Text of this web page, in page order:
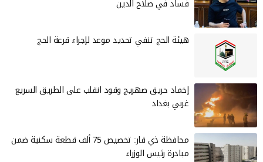
فساد في صلاح الدين
هيئة الحج تنفي تحديد موعد لإجراء قرعة الحج
إخماد حريق صهريج وقود انقلب على الطريق السريع
غربي بغداد
محافظة ذي قار: تخصيص 75 ألف قطعة سكنية ضمن
مبادرة رئيس الوزراء